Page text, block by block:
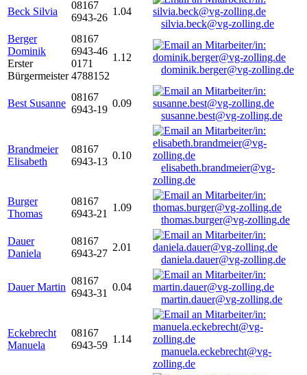
Beck Silvia
08167
6943-26
1.04
silvia.beck@vg-zolling.de
Berger
Dominik
Erster
Bürgermeister
08167
6943-46
0171
4788152
1.12
dominik.berger@vg-zolling.de
Best Susanne
08167
6943-19
0.09
susanne.best@vg-zolling.de
Brandmeier
Elisabeth
08167
6943-13
0.10
elisabeth.brandmeier@vg-
zolling.de
Burger
Thomas
08167
6943-21
1.09
thomas.burger@vg-zolling.de
Dauer
Daniela
08167
6943-27
2.01
daniela.dauer@vg-zolling.de
Dauer Martin
08167
6943-31
0.04
martin.dauer@vg-zolling.de
Eckebrecht
Manuela
08167
6943-59
1.14
manuela.eckebrecht@vg-
zolling.de